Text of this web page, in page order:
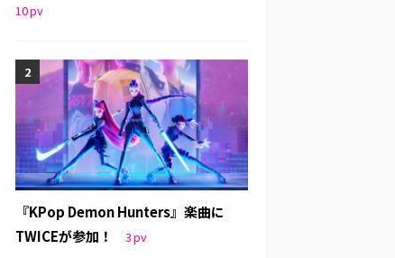
10pv
『KPop Demon Hunters』楽曲に
TWICEが参加！
3pv